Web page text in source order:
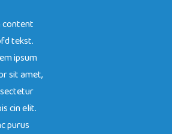
content
tekst.
ipsum
sit amet,
cin elit.
purus